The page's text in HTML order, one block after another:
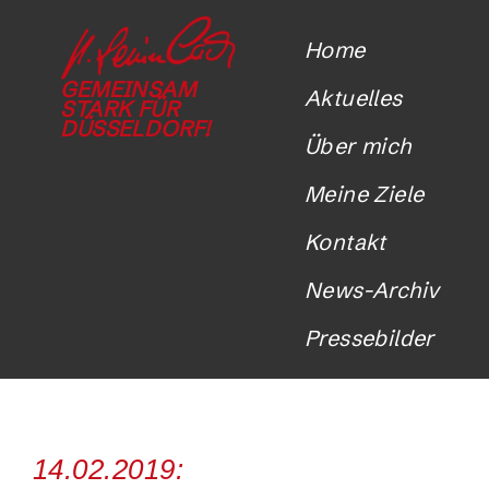
GEMEINSAM
STARK FÜR
DÜSSELDORF!
Home
Aktuelles
Über mich
Meine Ziele
Kontakt
News-Archiv
Pressebilder
14.02.2019: